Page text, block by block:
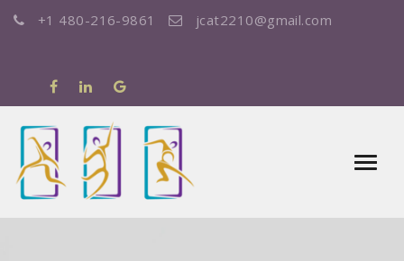
+1 480-216-9861 jcat2210@gmail.com
JOHN MICHALE